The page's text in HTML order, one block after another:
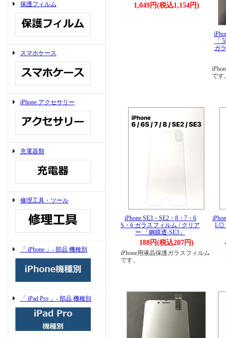
保護フィルム
スマホケース
iPhone アクセサリー
充電器類
修理工具・ツール
「 iPhone 」- 部品 機種別
「 iPad Pro 」- 部品 機種別
1,049円(税込1,154円)
「
ガ
です
iPhone SE3・SE2・8・7・6
S・6 ガラスフィルム / クリア
ー 「鋼膜透-SE3」
188円(税込207円)
iPhone用液晶保護ガラスフィルム
です。
L◎